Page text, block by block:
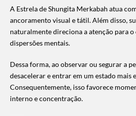
A Estrela de Shungita Merkabah atua
ancoramento visual e tátil. Além disso,
naturalmente direciona a atenção para
dispersões mentais.
Dessa forma, ao observar ou segurar a
desacelerar e entrar em um estado mais
Consequentemente, isso favorece
interno e concentração.